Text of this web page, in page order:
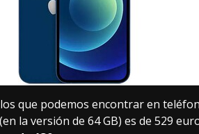
que podemos encontrar en
la versión de 64 GB) es de 529